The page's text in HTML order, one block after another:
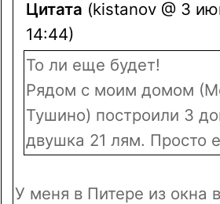
Цитата (kistanov @ 3
14:44)
То ли еще будет!
Рядом с моим домом
Тушино) построили 3
двушка 21 лям. Просто
У меня в Питере из окна